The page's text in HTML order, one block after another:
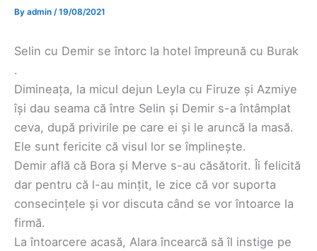
By admin /19/08/2021
Selin cu Demir se întorc la hotel împreună cu Burak
.
Dimineața, la micul dejun Leyla cu Firuze și Azmiye
își dau seama că între Selin și Demir s-a întâmplat
ceva, după privirile pe care ei și le aruncă la masă.
Ele sunt fericite că visul lor se împlinește.
Demir află că Bora și Merve s-au căsătorit. Îi felicită
dar pentru că l-au mințit, le zice că vor suporta
consecințele și vor discuta când se vor întoarce la
firmă.
La întoarcere acasă, Alara încearcă să îl instige pe